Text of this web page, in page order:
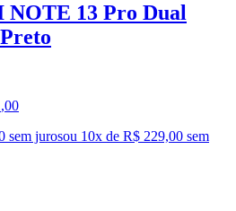
13 Pro Dual
,00
sem jurosou 10x de R$ 229,00 sem